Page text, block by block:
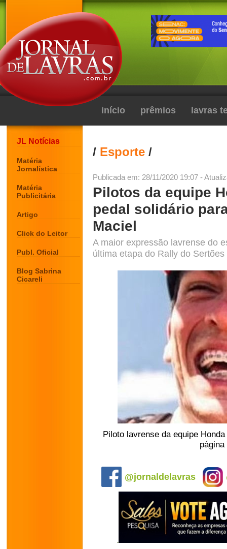
início prêmios lavras
JL Notícias
Matéria
Jornalística
Matéria
Publicitária
Artigo
Click do Leitor
Publ. Oficial
Blog Sabrina
Cicareli
/ Esporte /
Publicada em: 28/11/2020 19:07 -
Pilotos da equipe
pedal solidário
Maciel
A maior expressão lavrense do
última etapa do Rally do Sertões
Piloto lavrense da equipe
@jornaldelavras